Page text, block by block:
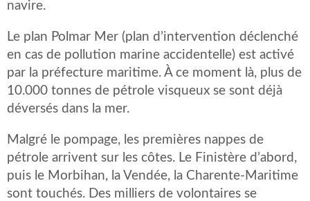
navire.
Le plan Polmar Mer (plan d’intervention déclenché
en cas de pollution marine accidentelle) est activé
par la préfecture maritime. À ce moment là, plus de
10.000 tonnes de pétrole visqueux se sont déjà
déversés dans la mer.
Malgré le pompage, les premières nappes de
pétrole arrivent sur les côtes. Le Finistère d’abord,
puis le Morbihan, la Vendée, la Charente-Maritime
sont touchés. Des milliers de volontaires se